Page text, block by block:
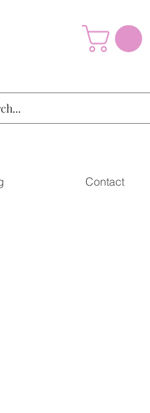
Contact